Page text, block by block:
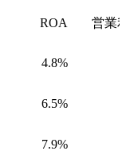
ROA 営業
4.8%
6.5%
7.9%